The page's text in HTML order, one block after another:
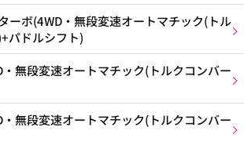
ボ(4WD・無段変速オートマチック(トル
パドルシフト)
無段変速オートマチック(トルクコンバー
無段変速オートマチック(トルクコンバー